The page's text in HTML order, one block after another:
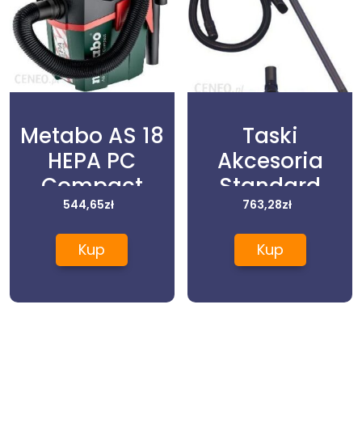
Metabo AS 18
HEPA PC
Compact
602029850
544,65zł
Kup
Taski
Akcesoria
Standard
Vacumat 12 22
8504490
763,28zł
Kup